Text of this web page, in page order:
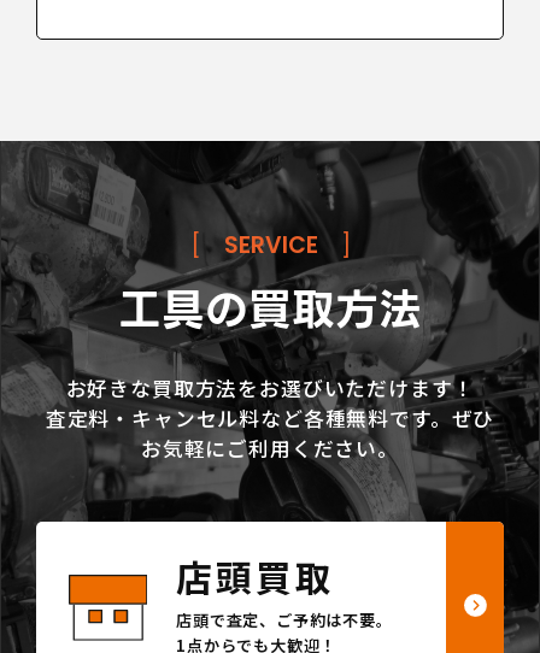
[ SERVICE ]
工具の買取方法
お好きな買取方法をお選びいただけます！
査定料・キャンセル料など各種無料です。ぜひ
お気軽にご利用ください。
店頭買取
店頭で査定、ご予約は不要。
1点からでも大歓迎！